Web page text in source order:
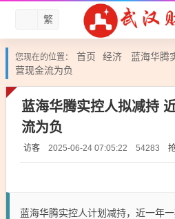
繁
您现在的位置： 首页 经济
蓝海华腾
营现金流为负
蓝海华腾实控人拟减持
流为负
访客 2025-06-24 07:05:22 54283
蓝海华腾实控人计划减持，近一年一